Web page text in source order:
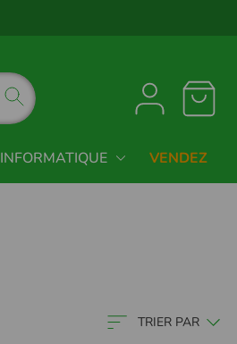
INFORMATIQUE VENDEZ
TRIER PAR